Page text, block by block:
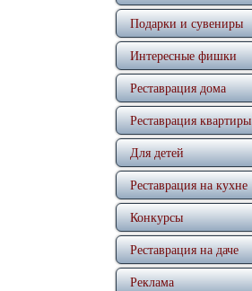
Подарки и сувениры
Интересные фишки
Реставрация дома
Реставрация квартиры
Для детей
Реставрация на кухне
Конкурсы
Реставрация на даче
Реклама